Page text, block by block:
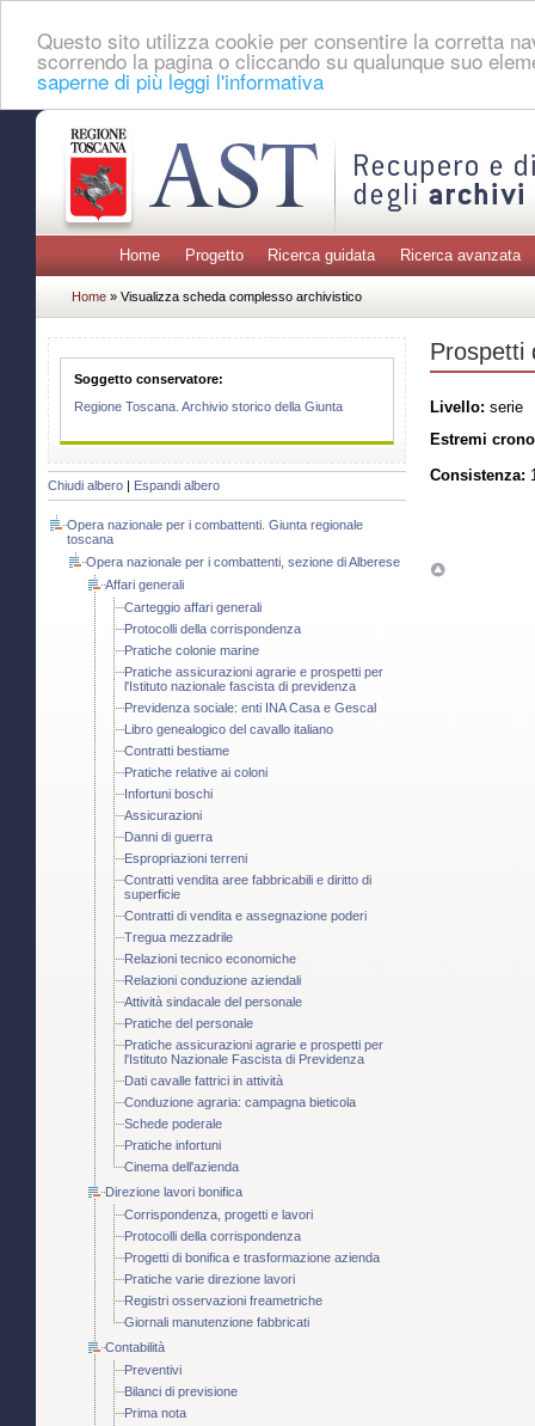
Questo sito utilizza cookie per consentire la corretta
scorrendo la pagina o cliccando su qualunque suo
saperne di più leggi l'informativa
Home Progetto Ricerca guidata Ricerca avanzata
Home » Visualizza scheda complesso archivistico
Soggetto conservatore:
Regione Toscana. Archivio storico della Giunta
Chiudi albero Espandi albero
Opera nazionale per i combattenti. Giunta regionale
toscana
Opera nazionale per i combattenti, sezione di Alberese
Affari generali
Carteggio affari generali
Protocolli della corrispondenza
Pratiche colonie marine
Pratiche assicurazioni agrarie e prospetti per
l'Istituto nazionale fascista di previdenza
Previdenza sociale: enti INA Casa e Gescal
Libro genealogico del cavallo italiano
Contratti bestiame
Pratiche relative ai coloni
Infortuni boschi
Assicurazioni
Danni di guerra
Espropriazioni terreni
Contratti vendita aree fabbricabili e diritto di
superficie
Contratti di vendita e assegnazione poderi
Tregua mezzadrile
Relazioni tecnico economiche
Relazioni conduzione aziendali
Attività sindacale del personale
Pratiche del personale
Pratiche assicurazioni agrarie e prospetti per
l'Istituto Nazionale Fascista di Previdenza
Dati cavalle fattrici in attività
Conduzione agraria: campagna bieticola
Schede poderale
Pratiche infortuni
Cinema dell'azienda
Direzione lavori bonifica
Corrispondenza, progetti e lavori
Protocolli della corrispondenza
Progetti di bonifica e trasformazione azienda
Pratiche varie direzione lavori
Registri osservazioni freametriche
Giornali manutenzione fabbricati
Contabilità
Preventivi
Bilanci di previsione
Prima nota
Prospetti
Livello: serie
Estremi
Consistenza: